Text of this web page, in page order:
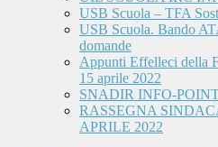
USB Scuola – TFA
USB Scuola. Bando
domande
Appunti Effelleci della
15 aprile 2022
SNADIR INFO-
RASSEGNA
APRILE 2022